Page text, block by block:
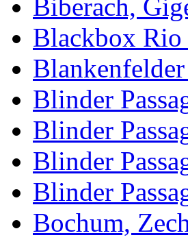
Biberach,
Blackbox Rio
Blinder
Blinder
Blinder
Blinder
Bochum,